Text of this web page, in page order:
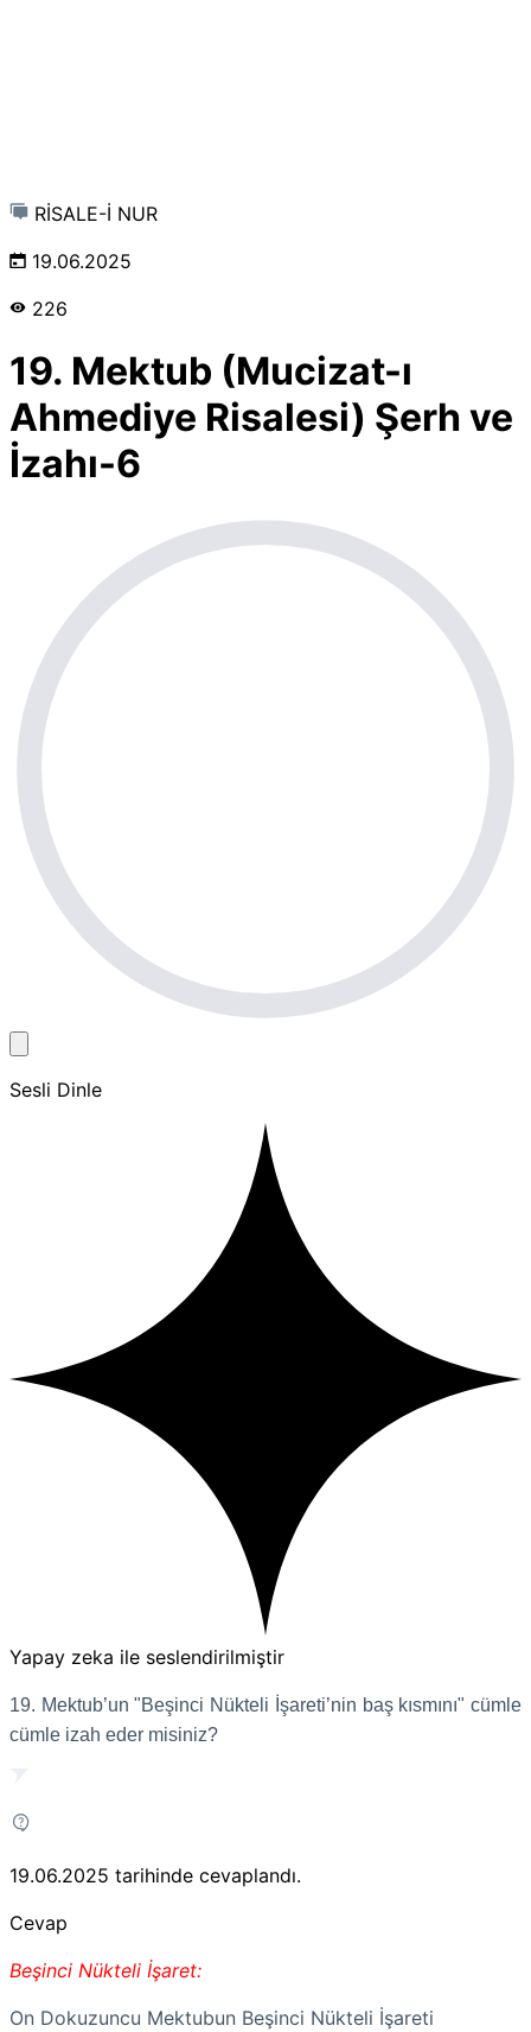
RİSALE-İ NUR
19.06.2025
226
19. Mektub (Mucizat-ı
Ahmediye Risalesi) Şerh ve
İzahı-6
Sesli Dinle
Yapay zeka ile seslendirilmiştir
19. Mektub’un "Beşinci Nükteli İşareti’nin baş kısmını" cümle
cümle izah eder misiniz?
19.06.2025 tarihinde cevaplandı.
Cevap
Beşinci Nükteli İşaret:
On Dokuzuncu Mektubun Beşinci Nükteli İşareti